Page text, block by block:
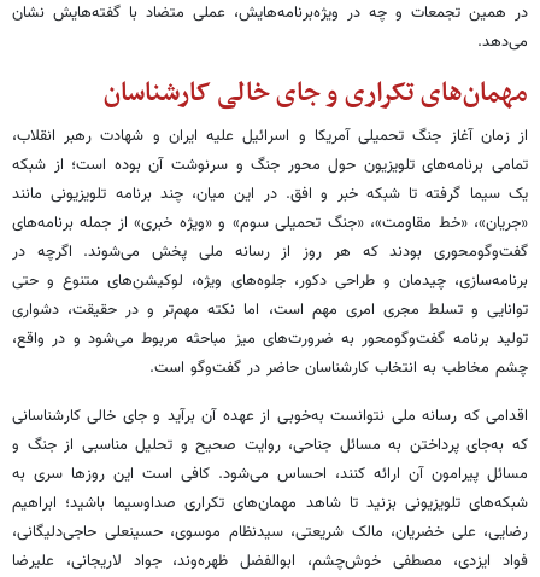
در همین تجمعات و چه در ویژه‌برنامه‌هایش، عملی متضاد با گفته‌هایش نشان
می‌دهد.
مهمان‌های تکراری و جای خالی کارشناسان
از زمان آغاز جنگ تحمیلی آمریکا و اسرائیل علیه ایران و شهادت رهبر انقلاب،
تمامی برنامه‌های تلویزیون حول محور جنگ و سرنوشت آن بوده است؛ از شبکه
یک سیما گرفته تا شبکه خبر و افق. در این میان، چند برنامه تلویزیونی مانند
«جریان»، «خط مقاومت»، «جنگ تحمیلی سوم» و «ویژه خبری» از جمله برنامه‌های
گفت‌وگومحوری بودند که هر روز از رسانه ملی پخش می‌شوند. اگرچه در
برنامه‌سازی، چیدمان و طراحی دکور، جلوه‌های ویژه، لوکیشن‌های متنوع و حتی
توانایی و تسلط مجری امری مهم است، اما نکته مهم‌تر و در حقیقت، دشواری
تولید برنامه گفت‌وگومحور به ضرورت‌های میز مباحثه مربوط می‌شود و در واقع،
چشم مخاطب به انتخاب کارشناسان حاضر در گفت‌وگو است.
اقدامی که رسانه ملی نتوانست به‌خوبی از عهده آن برآید و جای خالی کارشناسانی
که به‌جای پرداختن به مسائل جناحی، روایت صحیح و تحلیل مناسبی از جنگ و
مسائل پیرامون آن ارائه کنند، احساس می‌شود. کافی است این روزها سری به
شبکه‌های تلویزیونی بزنید تا شاهد مهمان‌های تکراری صداوسیما باشید؛ ابراهیم
رضایی، علی خضریان، مالک شریعتی، سیدنظام موسوی، حسینعلی حاجی‌دلیگانی،
فواد ایزدی، مصطفی خوش‌چشم، ابوالفضل ظهره‌وند، جواد لاریجانی، علیرضا